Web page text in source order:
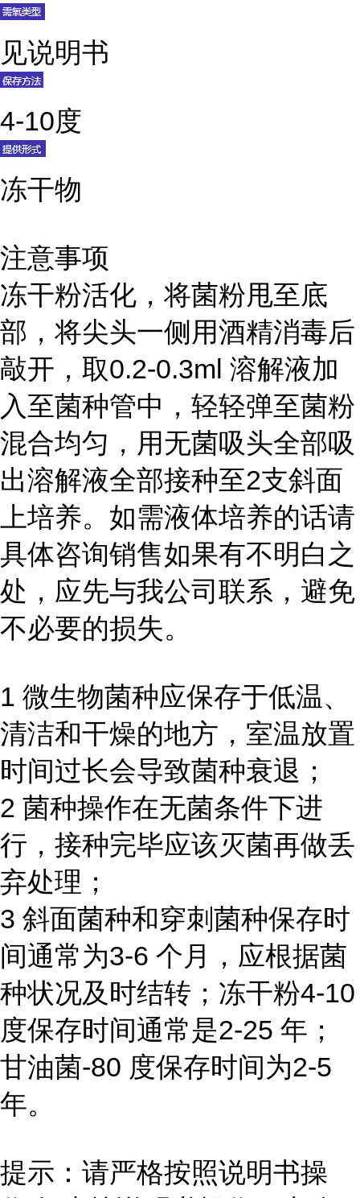
见说明书
4-10度
冻干物
注意事项
冻干粉活化，将菌粉甩至底
部，将尖头一侧用酒精消毒后
敲开，取0.2-0.3ml 溶解液加
入至菌种管中，轻轻弹至菌粉
混合均匀，用无菌吸头全部吸
出溶解液全部接种至2支斜面
上培养。如需液体培养的话请
具体咨询销售如果有不明白之
处，应先与我公司联系，避免
不必要的损失。
1 微生物菌种应保存于低温、
清洁和干燥的地方，室温放置
时间过长会导致菌种衰退；
2 菌种操作在无菌条件下进
行，接种完毕应该灭菌再做丢
弃处理；
3 斜面菌种和穿刺菌种保存时
间通常为3-6 个月，应根据菌
种状况及时结转；冻干粉4-10
度保存时间通常是2-25 年；
甘油菌-80 度保存时间为2-5
年。
提示：请严格按照说明书操